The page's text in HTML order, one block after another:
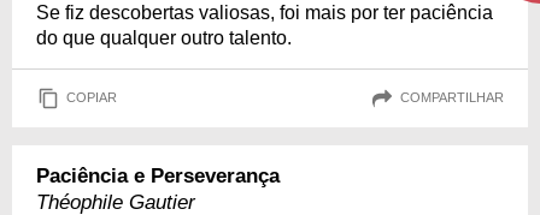
Se fiz descobertas valiosas, foi mais por ter paciência
do que qualquer outro talento.
COPIAR COMPARTILHAR
Paciência e Perseverança
Théophile Gautier